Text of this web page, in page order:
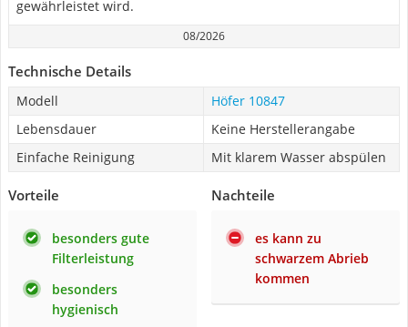
gewährleistet wird.
08/2026
Technische Details
Modell
Höfer ‎10847
Lebensdauer
Keine Herstellerangabe
Einfache Reinigung
Mit klarem Wasser abspülen
Vorteile
besonders gute
Filterleistung
besonders
hygienisch
Nachteile
es kann zu
schwarzem Abrieb
kommen